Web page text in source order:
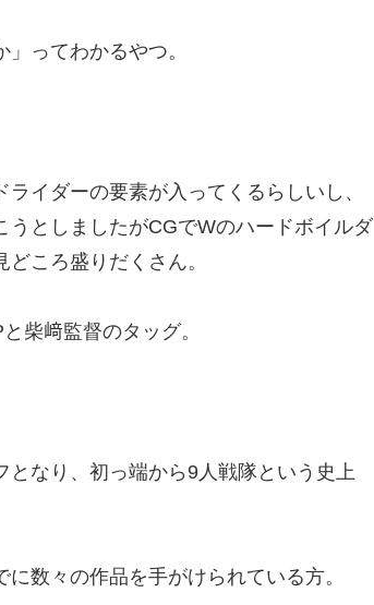
ってわかるやつ。
イダーの要素が入ってくるらしいし、
としましたがCGでWのハードボイルダ
ころ盛りだくさん。
柴﨑監督のタッグ。
なり、初っ端から9人戦隊という史上
数々の作品を手がけられている方。